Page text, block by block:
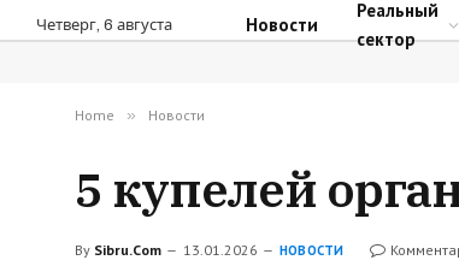
Четверг, 6 августа Новости
Реальный
сектор
Home » Новости
5 купелей
By Sibru.Com 13.01.2026 НОВОСТИ